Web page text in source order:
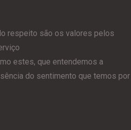
respeito são os valores pelos
estes, que entendemos a
do sentimento que temos por